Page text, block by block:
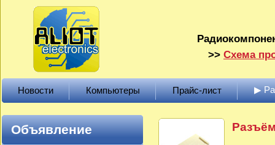
>> Схема
Новости Компьютеры Прайс-лист ▶
Объявление